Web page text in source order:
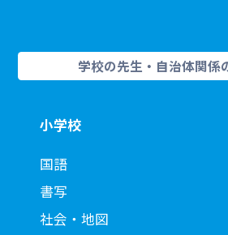
学校の先生・自治体関係
小学校
国語
書写
社会・地図